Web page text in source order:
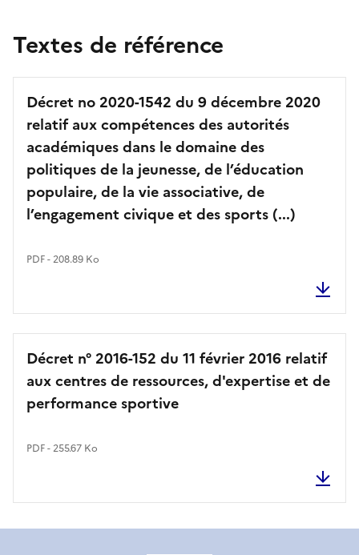
Textes de référence
Décret no 2020-1542 du 9 décembre 2020
relatif aux compétences des autorités
académiques dans le domaine des
politiques de la jeunesse, de l’éducation
populaire, de la vie associative, de
l’engagement civique et des sports (...)
PDF - 208.89 Ko
Décret n° 2016-152 du 11 février 2016 relatif
aux centres de ressources, d'expertise et de
performance sportive
PDF - 255.67 Ko